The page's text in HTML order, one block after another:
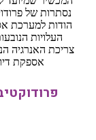
נסתרות של
הודות למערכת
העלויות
צריכת האנרגיה
אספקת